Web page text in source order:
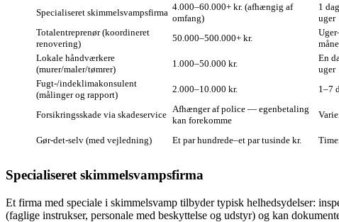
Specialiseret skimmelsvampsfirma
4.000–60.000+ kr. (afhængig af
omfang)
1
uger
Totalentreprenør (koordineret
renovering)
50.000–500.000+ kr.
Lokale håndværkere
(murer/maler/tømrer)
1.000–50.000 kr.
En
uger
Fugt‑/indeklimakonsulent
(målinger og rapport)
2.000–10.000 kr. 1–7
Forsikringsskade via skadeservice
Afhænger af police — egenbetaling
kan forekomme
Gør‑det‑selv (med vejledning) Et par hundrede–et par tusinde kr.
Specialiseret skimmelsvampsfirma
Et firma med speciale i skimmelsvamp tilbyder typisk helhedsydelser:
(faglige instrukser, personale med beskyttelse og udstyr) og kan